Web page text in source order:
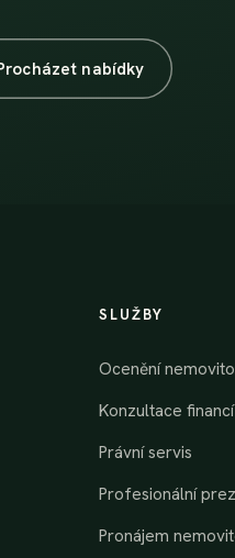
nabídky
SLUŽBY
Ocenění
Konzultace
Právní servis
Profesionální
Pronájem